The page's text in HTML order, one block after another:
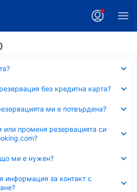
без кредитна карта?
ми е потвърдена?
или променя резервацията си
ми е нужен?
информация за контакт с